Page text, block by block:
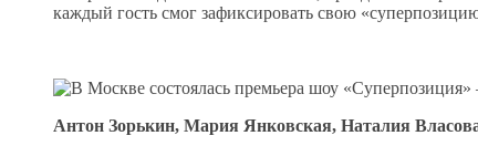
каждый гость смог зафиксировать свою
Антон Зорькин, Мария Янковская, Наталия